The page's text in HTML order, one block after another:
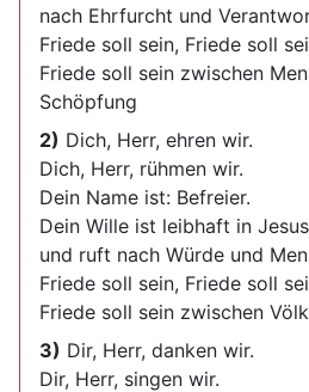
nach Ehrfurcht und
Friede soll sein, Friede soll
Friede soll sein zwischen
Schöpfung
2) Dich, Herr, ehren wir.
Dich, Herr, rühmen wir.
Dein Name ist: Befreier.
Dein Wille ist leibhaft in
und ruft nach Würde und
Friede soll sein, Friede soll
Friede soll sein zwischen
3) Dir, Herr, danken wir.
Dir, Herr, singen wir.